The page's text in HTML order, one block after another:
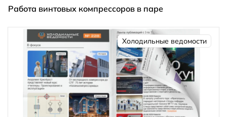
Работа винтовых компрессоров в паре
Холодильные ведомости